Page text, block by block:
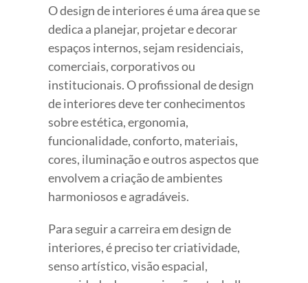
O design de interiores é uma área que se
dedica a planejar, projetar e decorar
espaços internos, sejam residenciais,
comerciais, corporativos ou
institucionais. O profissional de design
de interiores deve ter conhecimentos
sobre estética, ergonomia,
funcionalidade, conforto, materiais,
cores, iluminação e outros aspectos que
envolvem a criação de ambientes
harmoniosos e agradáveis.
Para seguir a carreira em design de
interiores, é preciso ter criatividade,
senso artístico, visão espacial,